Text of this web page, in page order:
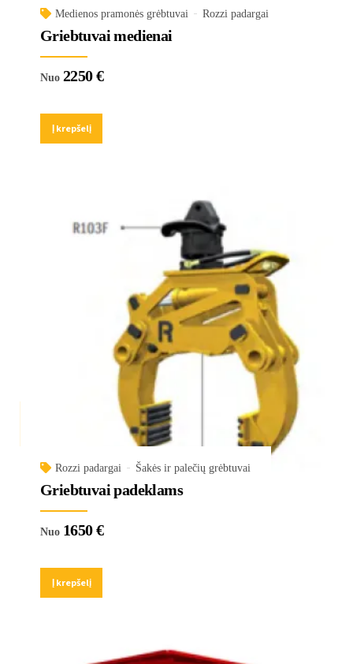
Medienos pramonės grėbtuvai Rozzi padargai
Griebtuvai medienai
Nuo 2250€
Į krepšelį
Rozzi padargai Šakės ir palečių grėbtuvai
Griebtuvai padeklams
Nuo 1650€
Į krepšelį